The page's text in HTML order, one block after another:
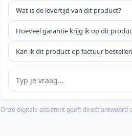
Wat is de levertijd van dit product?
Hoeveel garantie krijg ik op dit
Kan ik dit product op factuur
Je vraag
Onze digitale assistent geeft direct antwoord